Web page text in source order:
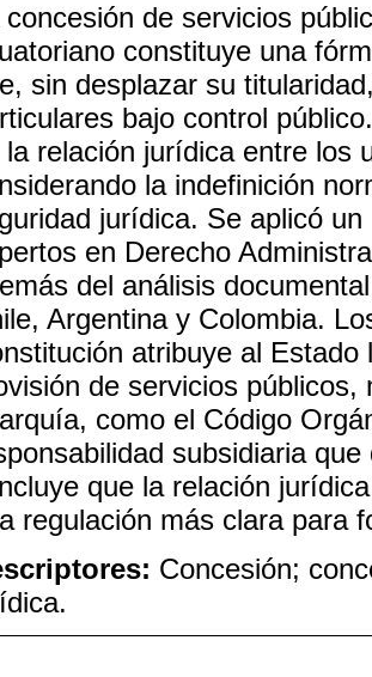
concesión de servicios
constituye una
sin desplazar su
bajo control
la relación jurídica entre los
la indefinición
jurídica. Se aplicó
en Derecho
del análisis
Argentina y Colombia.
atribuye al
de servicios
como el Código
subsidiaria
que la relación
regulación más clara para
Concesión;